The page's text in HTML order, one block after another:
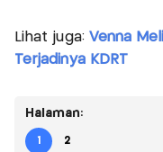
Lihat juga: Venna
Terjadinya KDRT
Halaman:
1 2